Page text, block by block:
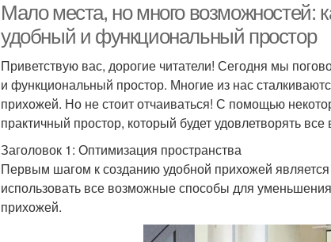
Мало места, но много возможностей:
удобный и функциональный простор
Приветствую вас, дорогие читатели! Сегодня мы
и функциональный простор. Многие из нас
прихожей. Но не стоит отчаиваться! С помощью
практичный простор, который будет удовлетворять
Заголовок 1: Оптимизация пространства
Первым шагом к созданию удобной прихожей
использовать все возможные способы для
прихожей.